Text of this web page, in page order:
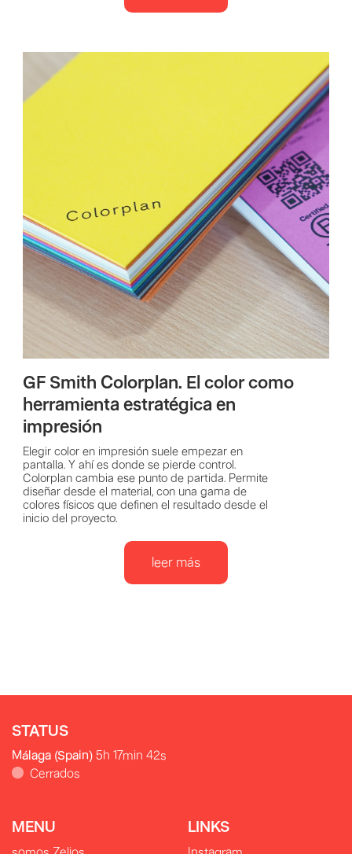
GF Smith Colorplan. El color como
herramienta estratégica en
impresión
Elegir color en impresión suele empezar en
pantalla. Y ahí es donde se pierde control.
Colorplan cambia ese punto de partida. Permite
diseñar desde el material, con una gama de
colores físicos que definen el resultado desde el
inicio del proyecto.
leer más
STATUS
Málaga (Spain) 5h 17min 43s
Cerrados
MENU LINKS